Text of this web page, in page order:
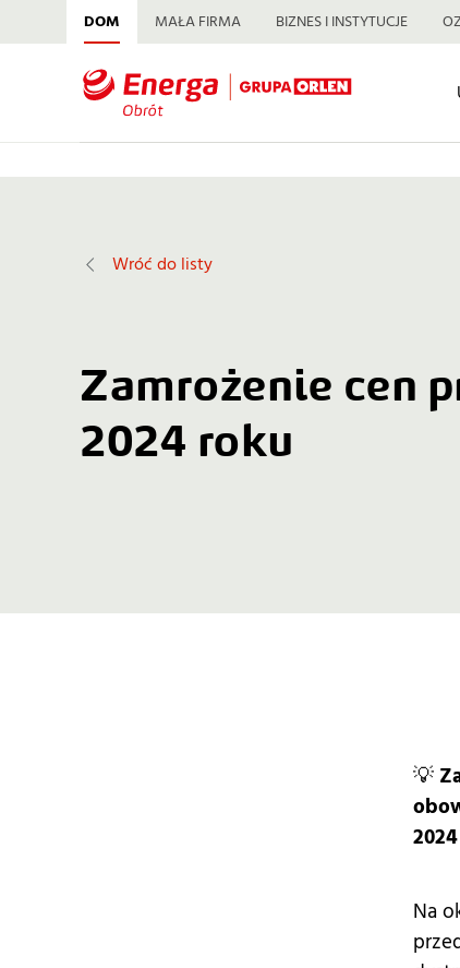
DOM MAŁA FIRMA BIZNES I INSTYTUCJE
Wróć do listy
Zamrożenie cen
2024 roku
💡
Na